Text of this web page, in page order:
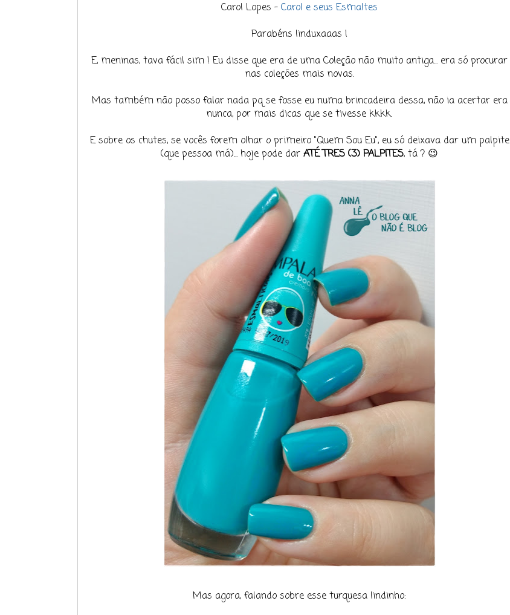
Carol Lopes - Carol e seus Esmaltes
Parabéns linduxaaas !
E, meninas, tava fácil sim ! Eu disse que era de uma Coleção não muito antiga... era só procurar
nas coleções mais novas.
Mas também não posso falar nada pq se fosse eu numa brincadeira dessa, não ia acertar era
nunca, por mais dicas que se tivesse kkkk.
E sobre os chutes, se vocês forem olhar o primeiro "Quem Sou Eu", eu só deixava dar um palpite
(que pessoa má)... hoje pode dar ATÉ TRES (3) PALPITES, tá ? 😉
Mas agora, falando sobre esse turquesa lindinho: